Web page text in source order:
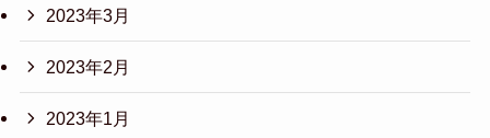
2023年3月
2023年2月
2023年1月